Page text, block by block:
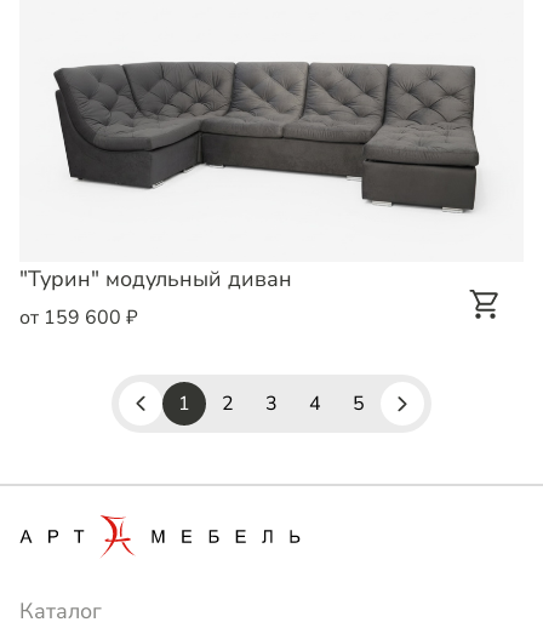
"Турин" модульный диван
от 159 600 ₽
1 2 3 4 5
Каталог